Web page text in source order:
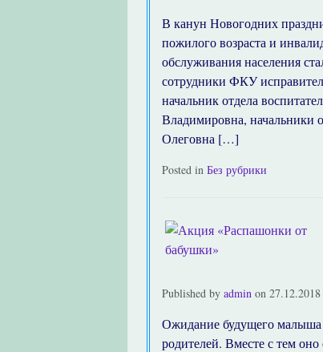
В канун Новогодних
пожилого возраста и
обслуживания населения
сотрудники ФКУ
начальник отдела
Владимировна, начальники
Олеговна […]
Posted in Без рубрики
Published by admin on 27.12.2018
Ожидание будущего малыша
родителей. Вместе с тем